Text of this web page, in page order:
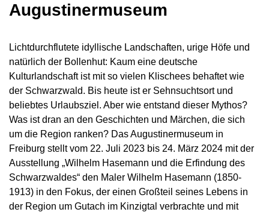
Augustinermuseum
Lichtdurchflutete idyllische Landschaften, urige Höfe und
natürlich der Bollenhut: Kaum eine deutsche
Kulturlandschaft ist mit so vielen Klischees behaftet wie
der Schwarzwald. Bis heute ist er Sehnsuchtsort und
beliebtes Urlaubsziel. Aber wie entstand dieser Mythos?
Was ist dran an den Geschichten und Märchen, die sich
um die Region ranken? Das Augustinermuseum in
Freiburg stellt vom 22. Juli 2023 bis 24. März 2024 mit der
Ausstellung „Wilhelm Hasemann und die Erfindung des
Schwarzwaldes“ den Maler Wilhelm Hasemann (1850-
1913) in den Fokus, der einen Großteil seines Lebens in
der Region um Gutach im Kinzigtal verbrachte und mit